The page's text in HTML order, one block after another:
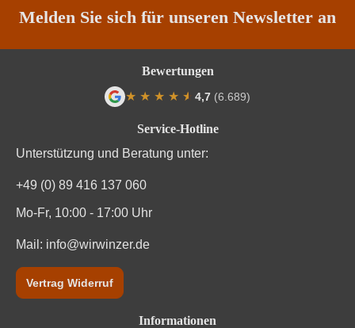
Melden Sie sich für unseren Newsletter an
Service-Hotline
Unterstützung und Beratung unter:
+49 (0) 89 416 137 060
Mo-Fr, 10:00 - 17:00 Uhr
Mail: info@wirwinzer.de
Vertrag Widerruf
Informationen
Bewertungen
★ ★ ★ ★ ★
★ 4,7 (6.689)